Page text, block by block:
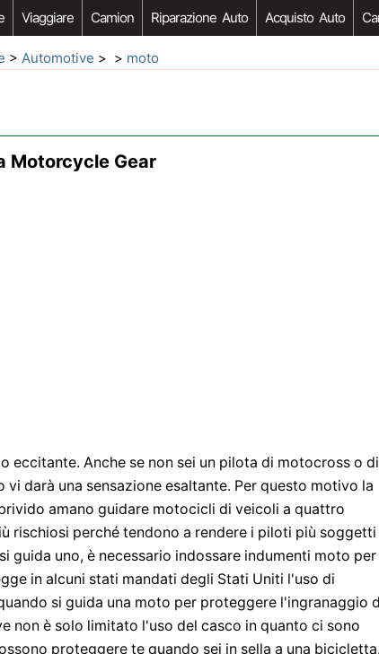
Viaggiare Camion Riparazione Auto Acquisto Auto
> Automotive > > moto
Motorcycle Gear
eccitante. Anche se non sei un pilota di motocross o di
vi darà una sensazione esaltante. Per questo motivo la
amano guidare motocicli di veicoli a quattro
rischiosi perché tendono a rendere i piloti più soggetti
guida uno, è necessario indossare indumenti moto per
in alcuni stati mandati degli Stati Uniti l'uso di
si guida una moto per proteggere l'ingranaggio
non è solo limitato l'uso del casco in quanto ci sono
proteggere te quando sei in sella a una bicicletta.